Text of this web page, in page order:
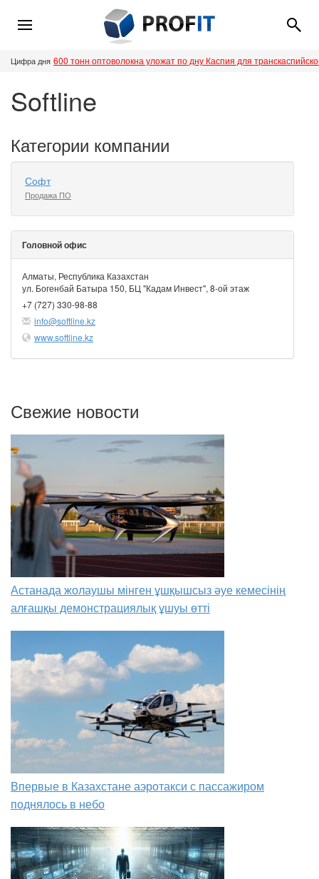
Цифра дня 600 тонн оптоволокна уложат по дну Каспия для
Softline
Категории компании
Софт
Продажа ПО
Головной офис
Алматы, Республика Казахстан
ул. Богенбай Батыра 150, БЦ "Кадам Инвест", 8-ой этаж
+7 (727) 330-98-88
info@softline.kz
www.softline.kz
Свежие новости
Астанада жолаушы мінген ұшқышсыз әуе кемесінің
алғашқы демонстрациялық ұшуы өтті
Впервые в Казахстане аэротакси с пассажиром
поднялось в небо